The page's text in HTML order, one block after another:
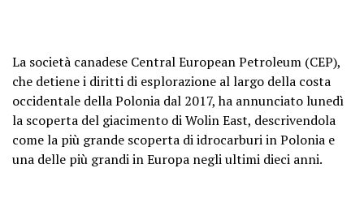
La società canadese Central European Petroleum (CEP),
che detiene i diritti di esplorazione al largo della costa
occidentale della Polonia dal 2017, ha annunciato lunedì
la scoperta del giacimento di Wolin East, descrivendola
come la più grande scoperta di idrocarburi in Polonia e
una delle più grandi in Europa negli ultimi dieci anni.